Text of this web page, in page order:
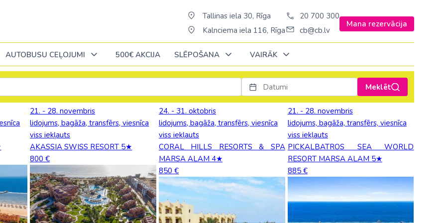
Tallinas iela 30, Rīga
Kalnciema iela 116, Rīga
20 700 300
cb@cb.lv
Mana rezervācija
Oktobrī Novembrī Decembrī Janvārī
Āfrika
ĒĢIPTE: Hurgada
ĒĢIPTE: Šarm el Šeiha
Kenija /c. Stambulu/
Maurīcija (pārsēš. Stambulā)
No Palangas: Šarm el Šeiha
Āzija
Bali (pārsēš. Stambulā)
Šrilanka /pārsēš. Stambulā/
Taizeme (pārsēš. Stambulā)
Vjetnama (pārsēš. Stambulā)
Amerika
Oktobrī Novembrī Decembrī Janvārī
Āfrika
Alžīrija
Dienvidāfrikas republika
Ēģipte
Etiopija
Kaboverde
Āzija
AAE
Austrālija
Austrija
Azerbaidžāna
Butāna
Amerika
Argentīna
ASV
Brazīlija
Dominikānas republika
Kanāda
AUTOBUSU CEĻOJUMI
Oktobrī Novembrī Decembrī Janvārī
Polija Turcija
Portugāle
Slovākija Vācija
Somija
500€ AKCIJA SLĒPOŠANA VAIRĀK
Meklēt
21. - 28. novembris
lidojums, bagāža, transfērs, viesnīca
viss iekļauts
AKASSIA SWISS RESORT 5★
800 €
24. - 31. oktobris
lidojums, bagāža, transfērs, viesnīca
viss iekļauts
CORAL HILLS RESORTS & SPA
MARSA ALAM 4★
850 €
21. - 28. novembris
lidojums, bagāža, transfērs, viesnīca
viss iekļauts
PICKALBATROS SEA WORLD
RESORT MARSA ALAM 5★
885 €